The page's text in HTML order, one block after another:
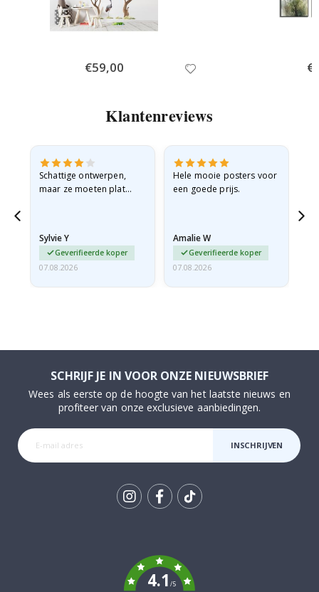
Special
Price
€59,00
Klantenreviews
Schattige ontwerpen,
maar ze moeten plat
beetje…
Sylvie Y
Geverifieerde koper
07.08.2026
Hele mooie posters voor
een goede prijs.
Amalie W
Geverifieerde koper
07.08.2026
SCHRIJF JE IN VOOR ONZE NIEUWSBRIEF
Wees als eerste op de hoogte van het laatste nieuws en
profiteer van onze exclusieve aanbiedingen.
INSCHRIJVEN
4.1/5